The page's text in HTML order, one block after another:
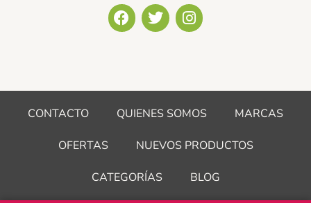
F
a
o
k
T
w
e
I
n
g
a
CONTACTO QUIENES SOMOS MARCAS
OFERTAS NUEVOS PRODUCTOS
CATEGORÍAS BLOG